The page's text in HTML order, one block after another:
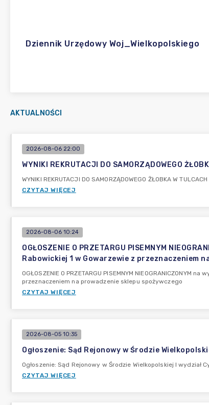
Dziennik Urzędowy Woj_Wielkopolskiego
AKTUALNOŚCI
2026-08-06 22:00
WYNIKI REKRUTACJI DO SAMORZĄDOWEGO
WYNIKI REKRUTACJI DO SAMORZĄDOWEGO ŻŁOBKA W TULCACH
CZYTAJ WIĘCEJ
2026-08-06 10:24
OGŁOSZENIE O PRZETARGU PISEMNYM
Rabowickiej 1 w Gowarzewie z przeznaczeniem
OGŁOSZENIE O PRZETARGU PISEMNYM
przeznaczeniem na prowadzenie sklepu spożywczego
CZYTAJ WIĘCEJ
2026-08-05 10:35
Ogłoszenie: Sąd Rejonowy w Środzie
Ogłoszenie: Sąd Rejonowy w Środzie Wielkopolskiej I
CZYTAJ WIĘCEJ